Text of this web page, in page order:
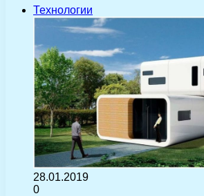
Технологии
28.01.2019
0